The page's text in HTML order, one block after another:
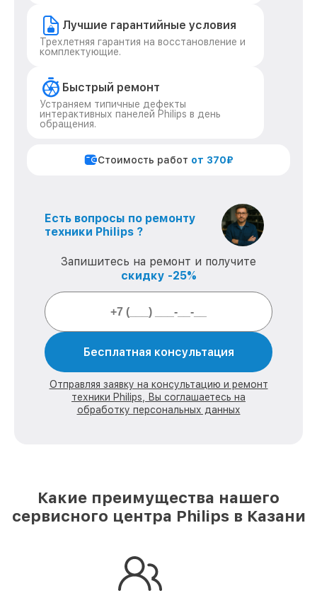
Лучшие гарантийные условия
Трехлетняя гарантия на восстановление и
комплектующие.
Быстрый ремонт
Устраняем типичные дефекты
интерактивных панелей Philips в день
обращения.
Стоимость работ от 370₽
Есть вопросы по ремонту
техники Philips ?
Запишитесь на ремонт и получите
скидку -25%
Бесплатная консультация
Отправляя заявку на консультацию и ремонт
техники Philips, Вы соглашаетесь на
обработку персональных данных
Какие преимущества нашего
сервисного центра Philips в Казани